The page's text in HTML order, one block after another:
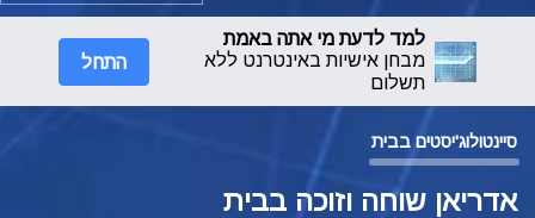
למד לדעת מי אתה באמת
מבחן אישיות באינטרנט ללא
תשלום
התחל
סיינטולוג'יסטים בבית
אדריאן שוחה וזוכה בבית